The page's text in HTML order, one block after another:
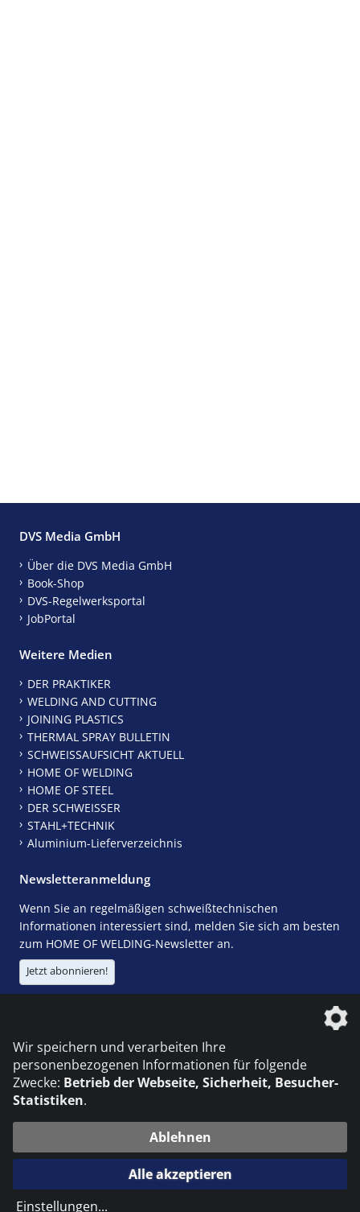
DVS Media GmbH
Über die DVS Media GmbH
Book-Shop
DVS-Regelwerksportal
JobPortal
Weitere Medien
DER PRAKTIKER
WELDING AND CUTTING
JOINING PLASTICS
THERMAL SPRAY BULLETIN
SCHWEISSAUFSICHT AKTUELL
HOME OF WELDING
HOME OF STEEL
DER SCHWEISSER
STAHL+TECHNIK
Aluminium-Lieferverzeichnis
Newsletteranmeldung
Wenn Sie an regelmäßigen schweißtechnischen
Informationen interessiert sind, melden Sie sich am besten
zum HOME OF WELDING-Newsletter an.
Jetzt abonnieren!
Die DVS Media GmbH ist ein Unternehmen der
© 2026 DVS Media GmbH
Datenschutzeinstellungen
die profilschmiede - Internetagentur
Wir speichern und verarbeiten Ihre
personenbezogenen Informationen für folgende
Zwecke: Betrieb der Webseite, Sicherheit, Besucher-
Statistiken.
Ablehnen
Alle akzeptieren
Einstellungen...